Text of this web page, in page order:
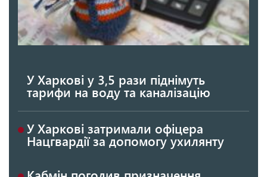
У Харкові у 3,5 рази піднімуть
тарифи на воду та каналізацію
У Харкові затримали офіцера
Нацгвардії за допомогу ухилянту